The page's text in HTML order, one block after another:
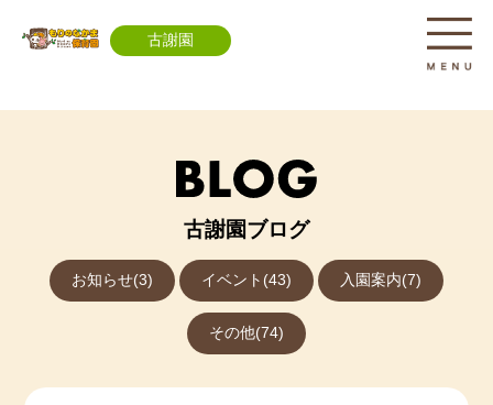
古謝園
古謝園ブログ
お知らせ(3) イベント(43) 入園案内(7)
その他(74)